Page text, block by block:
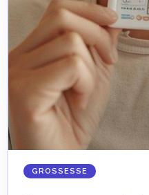
GROSSESSE